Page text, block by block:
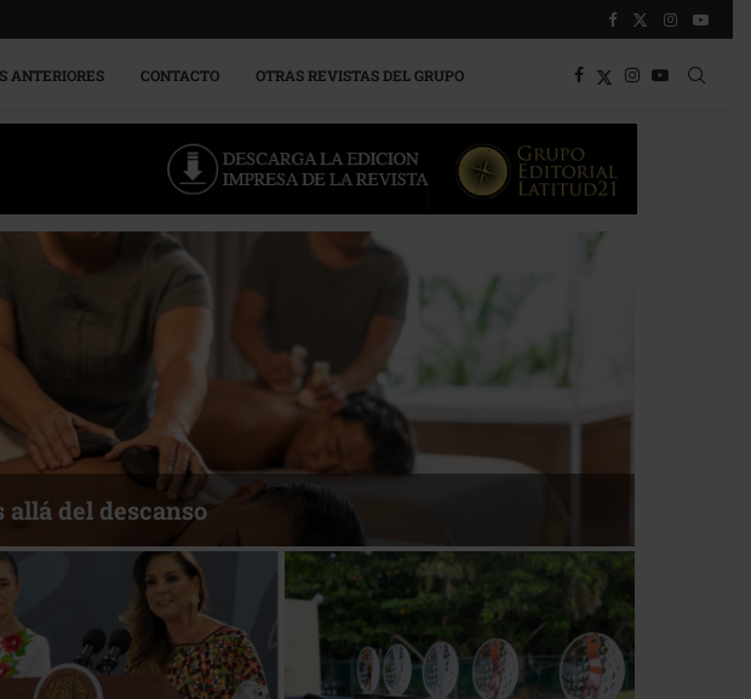
ANTERIORES CONTACTO OTRAS REVISTAS DEL GRUPO
allá del descanso